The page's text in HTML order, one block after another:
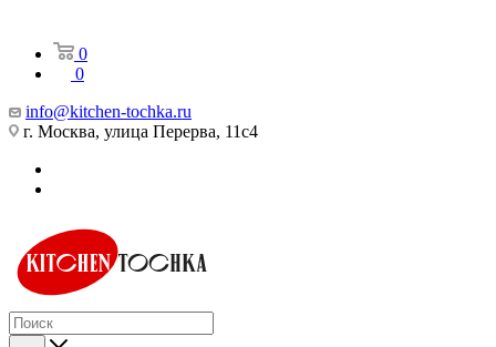
0
0
info@kitchen-tochka.ru
г. Москва, улица Перерва, 11с4